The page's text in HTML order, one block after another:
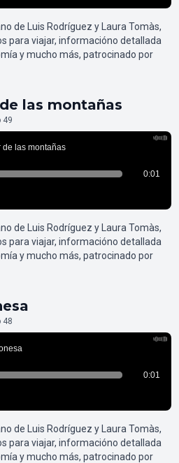
de Luis Rodríguez y Laura Tomàs,
para viajar, informacióno detallada
y mucho más, patrocinado por
las montañas
49
de Luis Rodríguez y Laura Tomàs,
para viajar, informacióno detallada
y mucho más, patrocinado por
48
de Luis Rodríguez y Laura Tomàs,
para viajar, informacióno detallada
y mucho más, patrocinado por